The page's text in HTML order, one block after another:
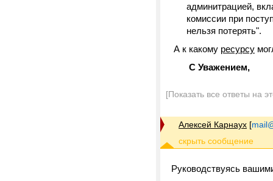
админитрацией,
комиссии при
нельзя потерять".
А к какому ресурсу
С Уважением,
[Показать все ответы на
Алексей Карнаух [
Руководствуясь